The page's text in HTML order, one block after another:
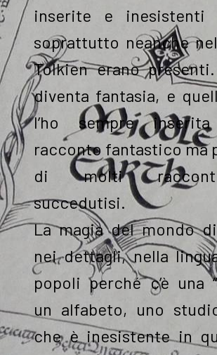
inserite e
soprattutto neanche
Tolkien erano
diventa fantasia, e
l’ho sempre
racconto fantastico ma
di molti
succedutisi.
La magia del mondo
nei dettagli, nella
popoli perché c’è una
un alfabeto, uno
che è inesistente in